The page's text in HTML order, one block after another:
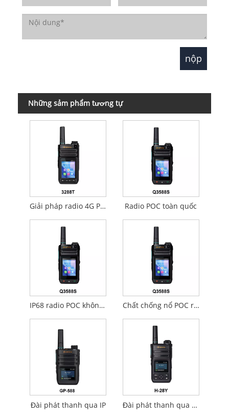
Những sảm phẩm tương tự
Giải pháp radio 4G POC Radio POC toàn quốc
IP68 radio POC không thấm nước IP68 Chất chống nổ POC radio
Đài phát thanh qua IP Đài phát thanh qua giao thức Internet